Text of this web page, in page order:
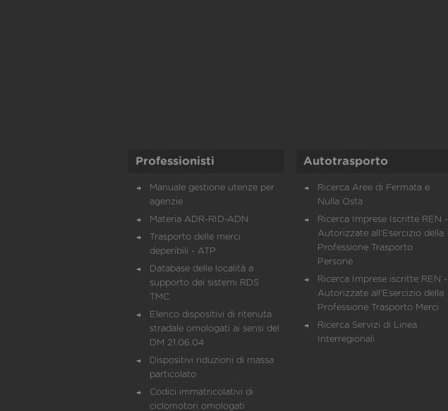
Professionisti
Manuale gestione utenze per
agenzie
Materia ADR-RID-ADN
Trasporto delle merci
deperibili - ATP
Database delle località a
supporto dei sistemi RDS
TMC
Elenco dispositivi di ritenuta
stradale omologati ai sensi del
DM 21.06.04
Dispositivi riduzioni di massa
particolato
Codici immatricolativi di
ciclomotori omologati
Autotrasporto
Ricerca Aree di Fermata e
Nulla Osta
Ricerca Imprese Iscritte REN -
Autorizzate all'Esercizio della
Professione Trasporto
Persone
Ricerca Imprese iscritte REN -
Autorizzate all'Esercizio della
Professione Trasporto Merci
Ricerca Servizi di Linea
Interregionali